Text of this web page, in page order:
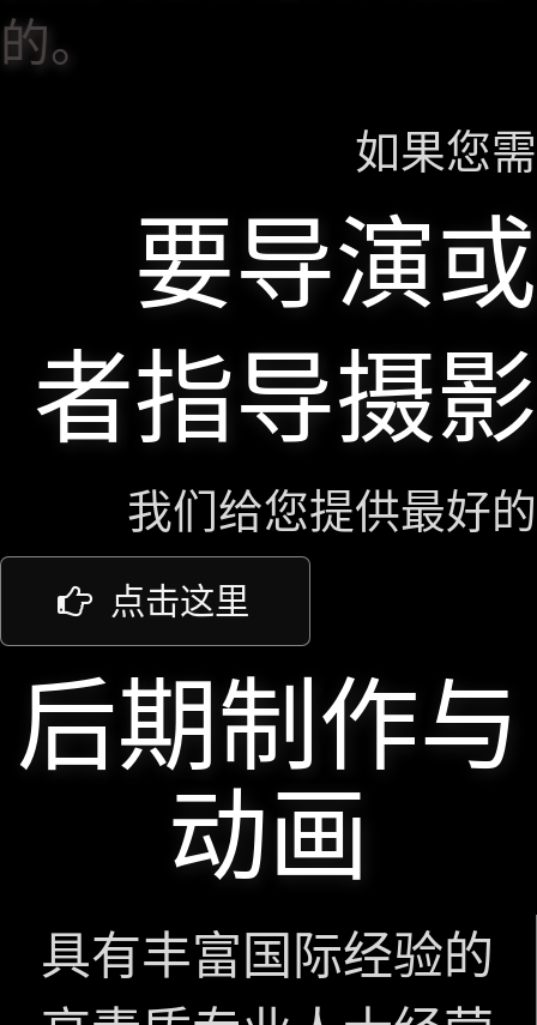
的。
如果您需
要导演或
者指导摄影
我们给您提供最好的
点击这里
后期制作与
动画
具有丰富国际经验的